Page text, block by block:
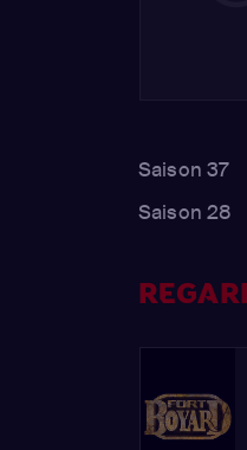
Saison 37
Saison 28